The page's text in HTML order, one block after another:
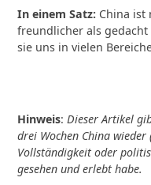
In einem Satz: China ist
freundlicher als gedacht
sie uns in vielen
Hinweis: Dieser Artikel
drei Wochen China
Vollständigkeit oder
gesehen und erlebt habe.